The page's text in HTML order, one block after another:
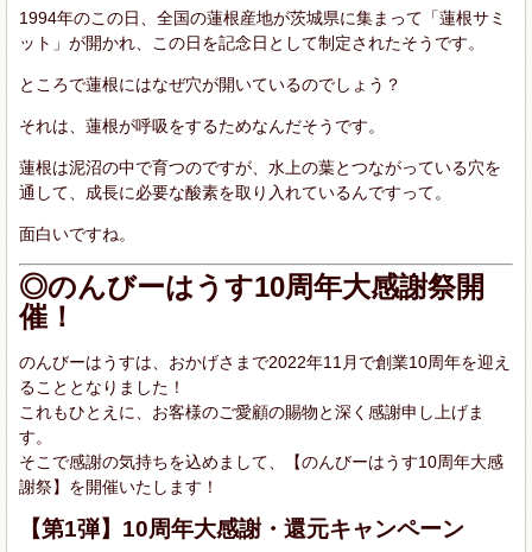
1994年のこの日、全国の蓮根産地が茨城県に集まって「蓮根サミ
ット」が開かれ、この日を記念日として制定されたそうです。
ところで蓮根にはなぜ穴が開いているのでしょう？
それは、蓮根が呼吸をするためなんだそうです。
蓮根は泥沼の中で育つのですが、水上の葉とつながっている穴を
通して、成長に必要な酸素を取り入れているんですって。
面白いですね。
◎のんびーはうす10周年大感謝祭開
催！
のんびーはうすは、おかげさまで2022年11月で創業10周年を迎え
ることとなりました！
これもひとえに、お客様のご愛顧の賜物と深く感謝申し上げま
す。
そこで感謝の気持ちを込めまして、【のんびーはうす10周年大感
謝祭】を開催いたします！
【第1弾】10周年大感謝・還元キャンペーン